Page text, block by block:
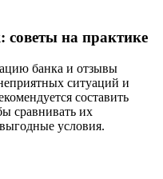
на практике
банка и отзывы
ситуаций и
составить
сравнивать их
условия.